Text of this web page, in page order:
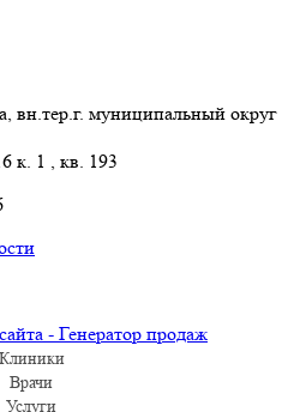
вн.тер.г. муниципальный округ
к. 1 , кв. 193
- Генератор продаж
Клиники
Врачи
Услуги